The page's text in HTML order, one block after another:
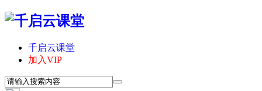
千启云课堂
加入VIP